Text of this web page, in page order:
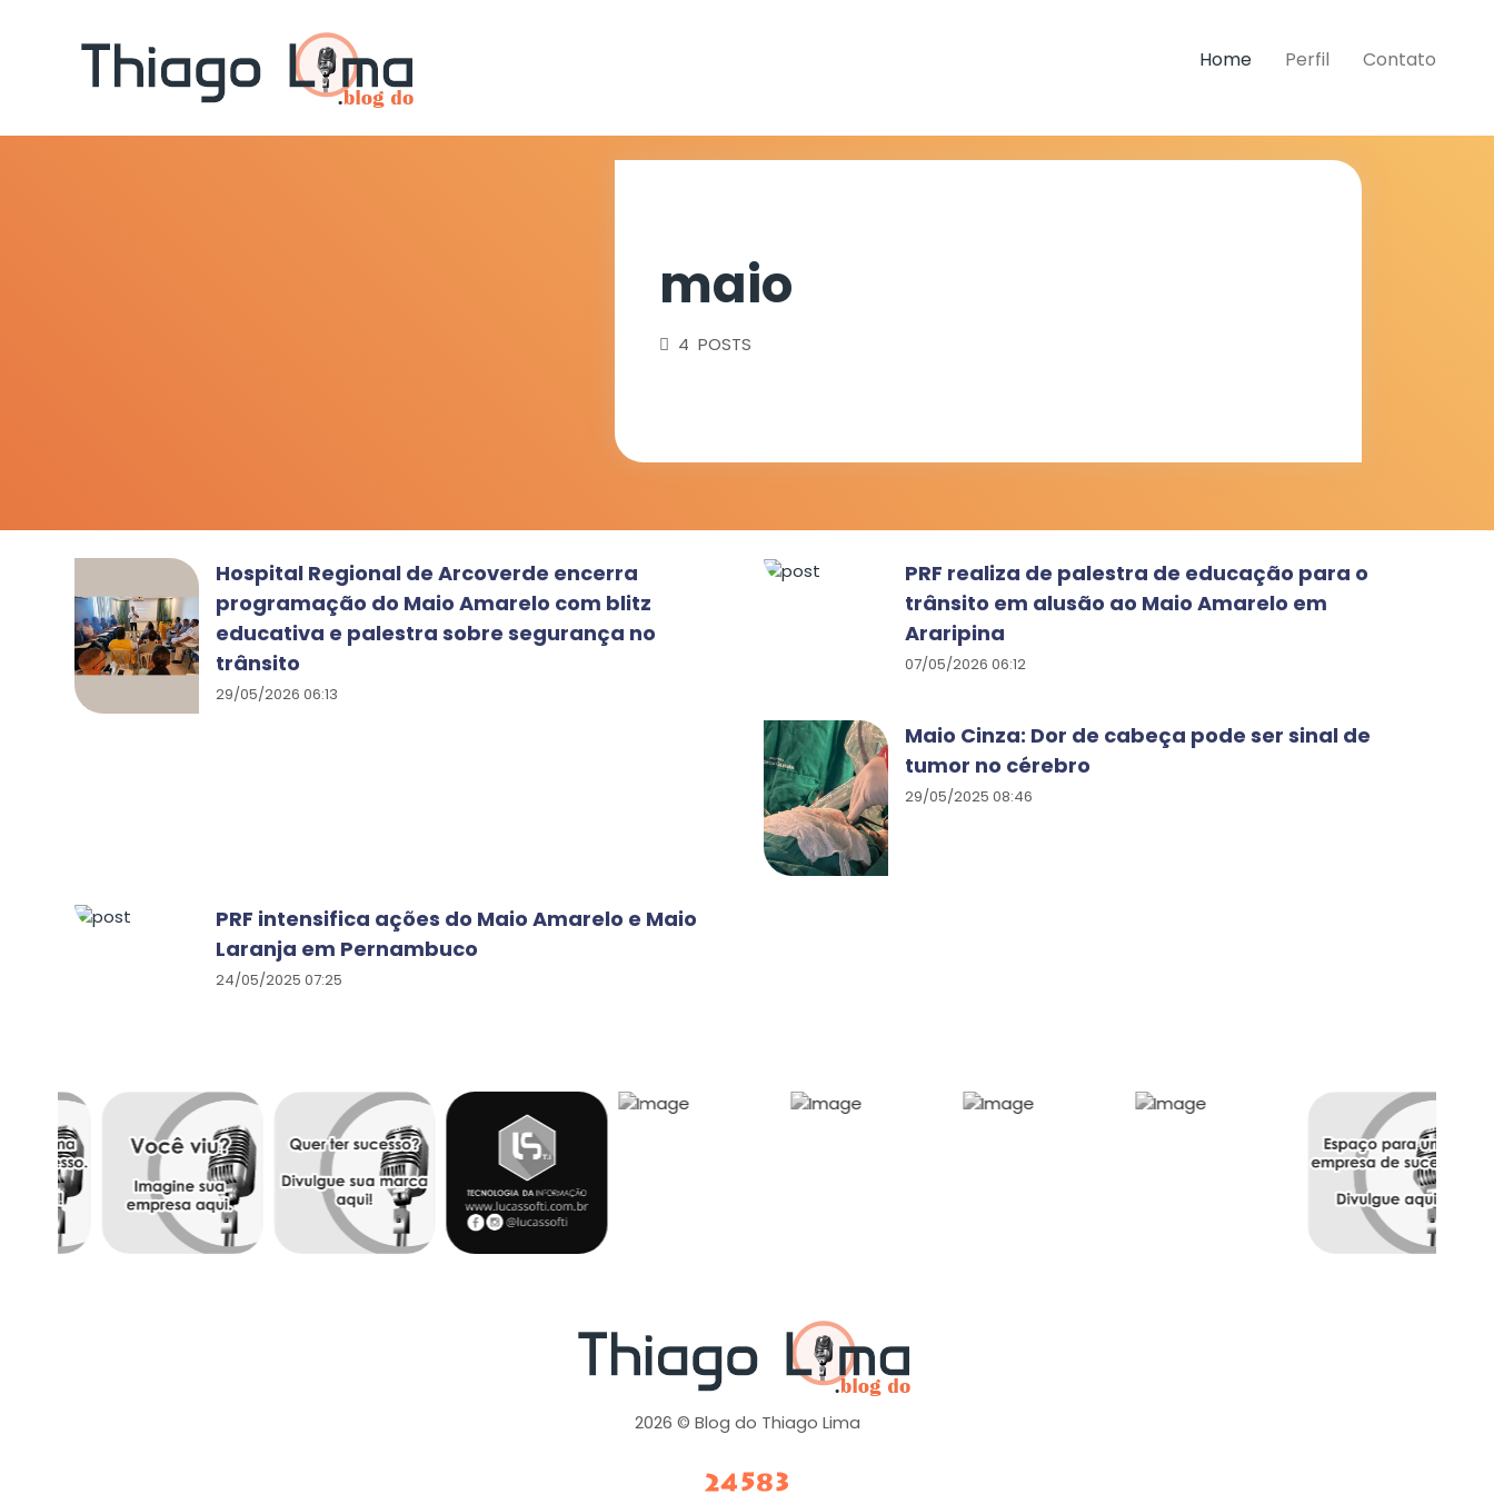
Home Perfil Contato
maio
4 POSTS
Hospital Regional de Arcoverde encerra
programação do Maio Amarelo com blitz
educativa e palestra sobre segurança no
trânsito
29/05/2026 06:13
PRF realiza de palestra de educação para o
trânsito em alusão ao Maio Amarelo em
Araripina
07/05/2026 06:12
Maio Cinza: Dor de cabeça pode ser sinal de
tumor no cérebro
29/05/2025 08:46
PRF intensifica ações do Maio Amarelo e Maio
Laranja em Pernambuco
24/05/2025 07:25
2026 © Blog do Thiago Lima